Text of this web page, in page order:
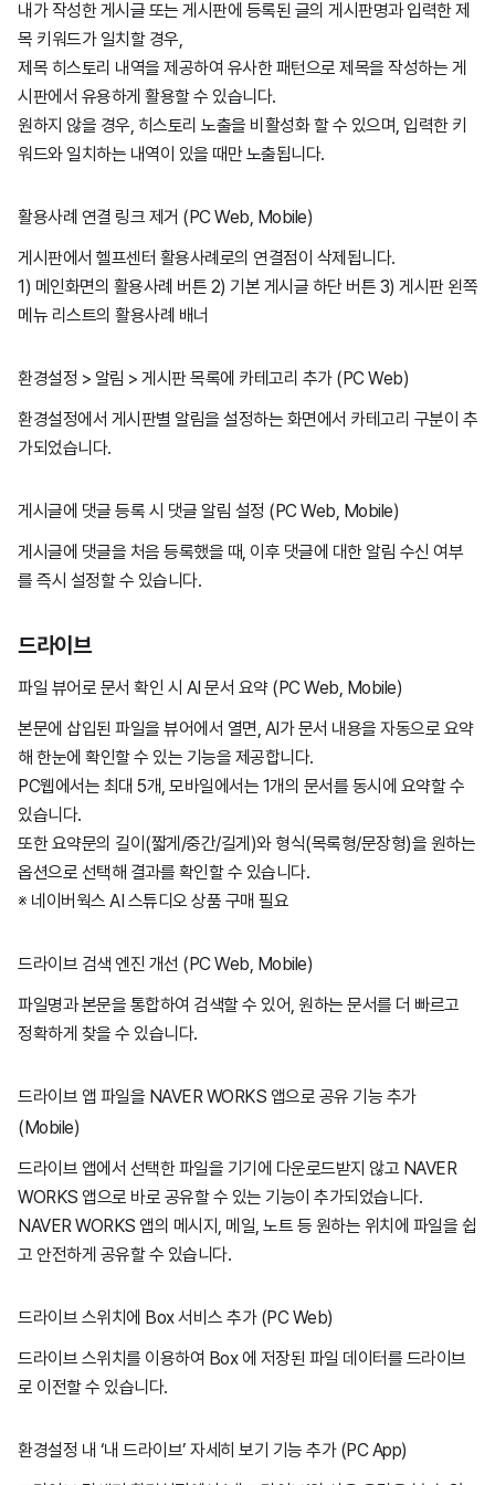
내가 작성한 게시글 또는 게시판에 등록된 글의 게시판명과 입력한 제
목 키워드가 일치할 경우,
제목 히스토리 내역을 제공하여 유사한 패턴으로 제목을 작성하는 게
시판에서 유용하게 활용할 수 있습니다.
원하지 않을 경우, 히스토리 노출을 비활성화 할 수 있으며, 입력한 키
워드와 일치하는 내역이 있을 때만 노출됩니다.
활용사례 연결 링크 제거 (PC Web, Mobile)
게시판에서 헬프센터 활용사례로의 연결점이 삭제됩니다.
1) 메인화면의 활용사례 버튼 2) 기본 게시글 하단 버튼 3) 게시판 왼쪽
메뉴 리스트의 활용사례 배너
환경설정 > 알림 > 게시판 목록에 카테고리 추가 (PC Web)
환경설정에서 게시판별 알림을 설정하는 화면에서 카테고리 구분이 추
가되었습니다.
게시글에 댓글 등록 시 댓글 알림 설정 (PC Web, Mobile)
게시글에 댓글을 처음 등록했을 때, 이후 댓글에 대한 알림 수신 여부
를 즉시 설정할 수 있습니다.
드라이브
파일 뷰어로 문서 확인 시 AI 문서 요약 (PC Web, Mobile)
본문에 삽입된 파일을 뷰어에서 열면, AI가 문서 내용을 자동으로 요약
해 한눈에 확인할 수 있는 기능을 제공합니다.
PC웹에서는 최대 5개, 모바일에서는 1개의 문서를 동시에 요약할 수
있습니다.
또한 요약문의 길이(짧게/중간/길게)와 형식(목록형/문장형)을 원하는
옵션으로 선택해 결과를 확인할 수 있습니다.
※ 네이버웍스 AI 스튜디오 상품 구매 필요
드라이브 검색 엔진 개선 (PC Web, Mobile)
파일명과 본문을 통합하여 검색할 수 있어, 원하는 문서를 더 빠르고
정확하게 찾을 수 있습니다.
드라이브 앱 파일을 NAVER WORKS 앱으로 공유 기능 추가
(Mobile)
드라이브 앱에서 선택한 파일을 기기에 다운로드받지 않고 NAVER
WORKS 앱으로 바로 공유할 수 있는 기능이 추가되었습니다.
NAVER WORKS 앱의 메시지, 메일, 노트 등 원하는 위치에 파일을 쉽
고 안전하게 공유할 수 있습니다.
드라이브 스위치에 Box 서비스 추가 (PC Web)
드라이브 스위치를 이용하여 Box 에 저장된 파일 데이터를 드라이브
로 이전할 수 있습니다.
환경설정 내 ‘내 드라이브’ 자세히 보기 기능 추가 (PC App)